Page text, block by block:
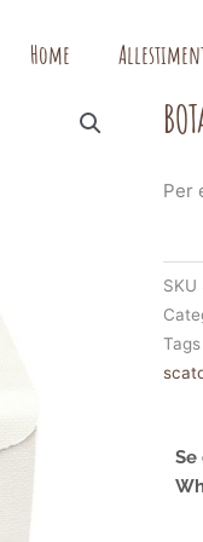
Home
Per
SKU
Tags